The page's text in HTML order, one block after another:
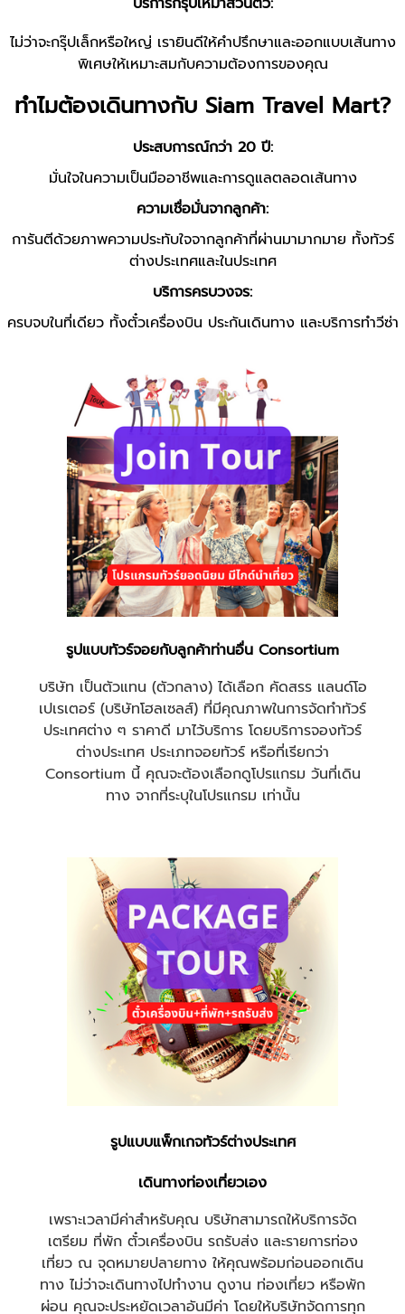
ไม่ว่าจะกรุ๊ปเล็กหรือใหญ่ เรายินดีให้คำปรึกษาและออกแบบเส้นทาง
พิเศษให้เหมาะสมกับความต้องการของคุณ
ทำไมต้องเดินทางกับ Siam Travel Mart?
ประสบการณ์กว่า 20 ปี:
มั่นใจในความเป็นมืออาชีพและการดูแลตลอดเส้นทาง
ความเชื่อมั่นจากลูกค้า:
การันตีด้วยภาพความประทับใจจากลูกค้าที่ผ่านมามากมาย ทั้งทัวร์
ต่างประเทศและในประเทศ
บริการครบวงจร:
ครบจบในที่เดียว ทั้งตั๋วเครื่องบิน ประกันเดินทาง และบริการทำวีซ่า
รูปแบบทัวร์จอยกับลูกค้าท่านอื่น Consortium
บริษัท เป็นตัวแทน (ตัวกลาง) ได้เลือก คัดสรร แลนด์โอ
เปเรเตอร์ (บริษัทโฮลเซลส์) ที่มีคุณภาพในการจัดทำทัวร์
ประเทศต่าง ๆ ราคาดี มาไว้บริการ โดยบริการจองทัวร์
ต่างประเทศ ประเภทจอยทัวร์ หรือที่เรียกว่า
Consortium นี้ คุณจะต้องเลือกดูโปรแกรม วันที่เดิน
ทาง จากที่ระบุในโปรแกรม เท่านั้น
รูปแบบแพ็กเกจทัวร์ต่างประเทศ
เดินทางท่องเที่ยวเอง
เพราะเวลามีค่าสำหรับคุณ บริษัทสามารถให้บริการจัด
เตรียม ที่พัก ตั๋วเครื่องบิน รถรับส่ง และรายการท่อง
เที่ยว ณ จุดหมายปลายทาง ให้คุณพร้อมก่อนออกเดิน
ทาง ไม่ว่าจะเดินทางไปทำงาน ดูงาน ท่องเที่ยว หรือพัก
ผ่อน คุณจะประหยัดเวลาอันมีค่า โดยให้บริษัทจัดการทุก